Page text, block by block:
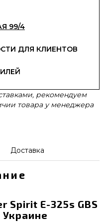
99/4
ДЛЯ КЛИЕНТОВ
рекомендуем
товара у менеджера
Доставка
Spirit E-325s GBS
Украине